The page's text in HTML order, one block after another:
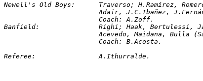
Newell's Old Boys:	Traverso;
Adair, J.C.Ibañez,
			Coach: A.Zoff.
Banfield:		Righi; Haak,
Acevedo, Maidana, Bulla
			Coach: B.Acosta.
Referee:		A.Ithurralde.